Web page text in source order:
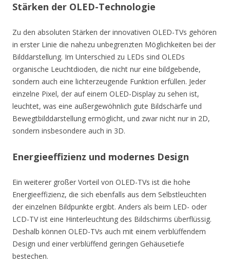
Stärken der OLED-Technologie
Zu den absoluten Stärken der innovativen OLED-TVs gehören
in erster Linie die nahezu unbegrenzten Möglichkeiten bei der
Bilddarstellung. Im Unterschied zu LEDs sind OLEDs
organische Leuchtdioden, die nicht nur eine bildgebende,
sondern auch eine lichterzeugende Funktion erfüllen. Jeder
einzelne Pixel, der auf einem OLED-Display zu sehen ist,
leuchtet, was eine außergewöhnlich gute Bildschärfe und
Bewegtbilddarstellung ermöglicht, und zwar nicht nur in 2D,
sondern insbesondere auch in 3D.
Energieeffizienz und modernes Design
Ein weiterer großer Vorteil von OLED-TVs ist die hohe
Energieeffizienz, die sich ebenfalls aus dem Selbstleuchten
der einzelnen Bildpunkte ergibt. Anders als beim LED- oder
LCD-TV ist eine Hinterleuchtung des Bildschirms überflüssig.
Deshalb können OLED-TVs auch mit einem verblüffendem
Design und einer verblüffend geringen Gehäusetiefe
bestechen.